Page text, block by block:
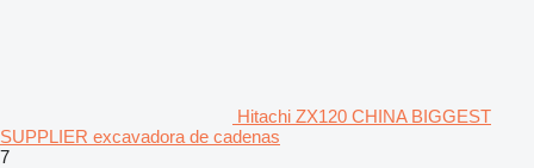
Hitachi ZX120 CHINA BIGGEST
SUPPLIER excavadora de cadenas
7